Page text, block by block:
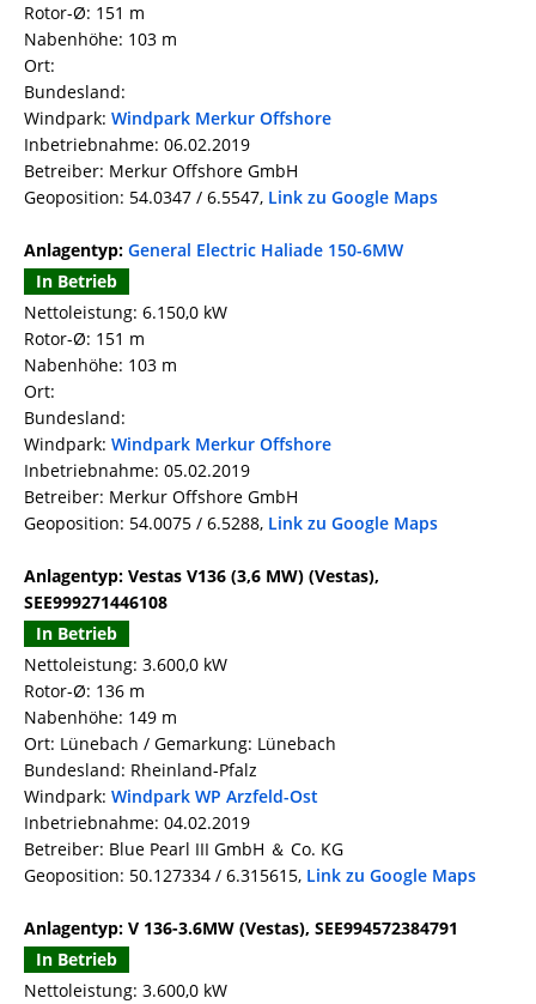
Rotor-Ø: 151 m
Nabenhöhe: 103 m
Ort:
Bundesland:
Windpark: Windpark Merkur Offshore
Inbetriebnahme: 06.02.2019
Betreiber: Merkur Offshore GmbH
Geoposition: 54.0347 / 6.5547, Link zu Google Maps
Anlagentyp: General Electric Haliade 150-6MW
In Betrieb
Nettoleistung: 6.150,0 kW
Rotor-Ø: 151 m
Nabenhöhe: 103 m
Ort:
Bundesland:
Windpark: Windpark Merkur Offshore
Inbetriebnahme: 05.02.2019
Betreiber: Merkur Offshore GmbH
Geoposition: 54.0075 / 6.5288, Link zu Google Maps
Anlagentyp: Vestas V136 (3,6 MW) (Vestas),
SEE999271446108
In Betrieb
Nettoleistung: 3.600,0 kW
Rotor-Ø: 136 m
Nabenhöhe: 149 m
Ort: Lünebach / Gemarkung: Lünebach
Bundesland: Rheinland-Pfalz
Windpark: Windpark WP Arzfeld-Ost
Inbetriebnahme: 04.02.2019
Betreiber: Blue Pearl III GmbH ＆ Co. KG
Geoposition: 50.127334 / 6.315615, Link zu Google Maps
Anlagentyp: V 136-3.6MW (Vestas), SEE994572384791
In Betrieb
Nettoleistung: 3.600,0 kW